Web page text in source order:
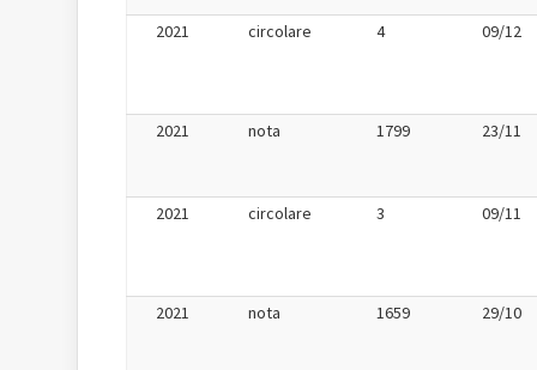
2021 circolare 4 09/12
2021 nota 1799 23/11
2021 circolare 3 09/11
2021 nota 1659 29/10